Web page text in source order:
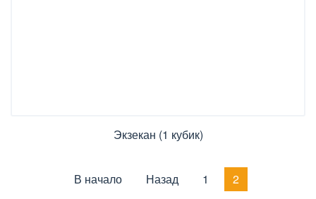
Экзекан (1 кубик)
В начало Назад 1 2